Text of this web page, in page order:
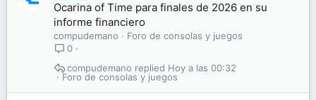
Ocarina of Time para finales de 2026 en su
informe financiero
compudemano
Foro de consolas y juegos
0
Foro de consolas y juegos
Hoy a las 00:32
compudemano